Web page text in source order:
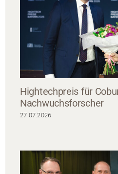
Hightechpreis für
Nachwuchsforscher
27.07.2026